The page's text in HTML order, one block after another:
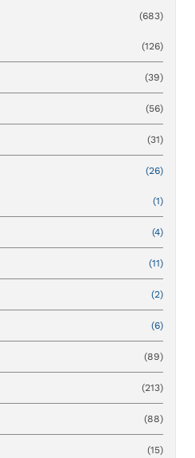
(683)
(126)
(39)
(56)
(31)
(26)
(1)
(4)
(11)
(2)
(6)
(89)
(213)
(88)
(15)